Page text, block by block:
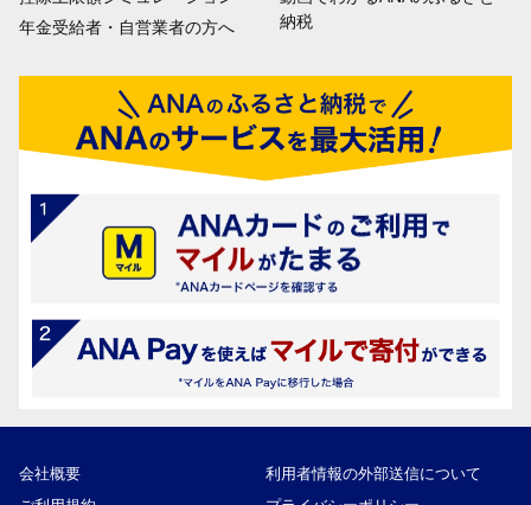
年金受給者・自営業者の方へ
納税
会社概要
利用者情報の外部送信について